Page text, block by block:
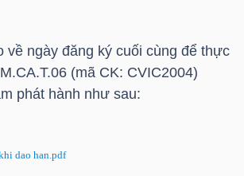
về ngày đăng ký cuối cùng để thực
(mã CK: CVIC2004)
phát hành như sau:
dao han.pdf